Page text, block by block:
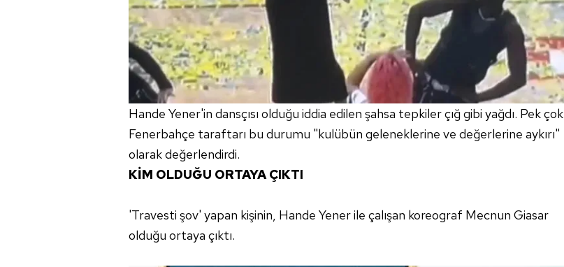
Hande Yener'in dansçısı olduğu iddia edilen şahsa tepkiler çığ gibi yağdı. Pek çok
Fenerbahçe taraftarı bu durumu "kulübün geleneklerine ve değerlerine aykırı"
olarak değerlendirdi.
KİM OLDUĞU ORTAYA ÇIKTI
'Travesti şov' yapan kişinin, Hande Yener ile çalışan koreograf Mecnun Giasar
olduğu ortaya çıktı.